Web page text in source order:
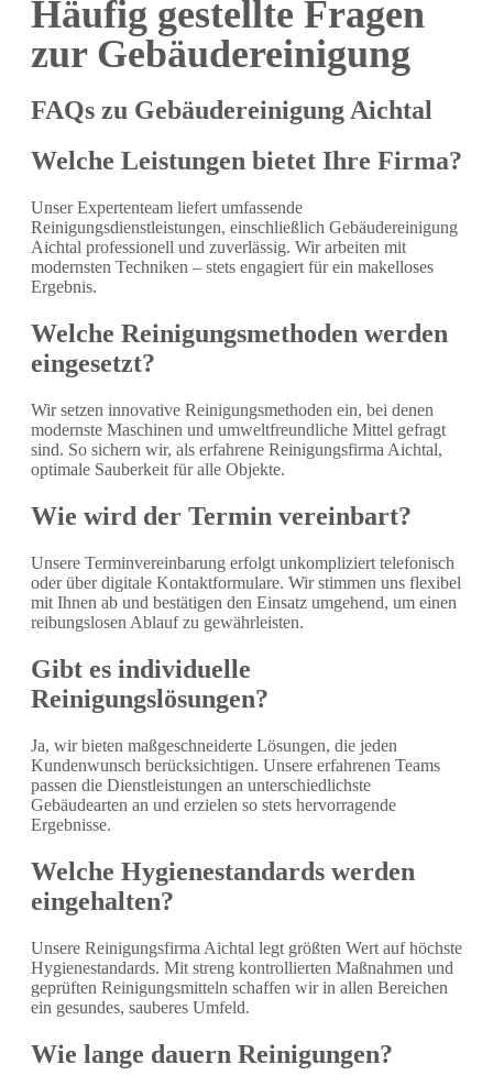
Häufig gestellte Fragen
zur Gebäudereinigung
FAQs zu Gebäudereinigung Aichtal
Welche Leistungen bietet Ihre Firma?
Unser Expertenteam liefert umfassende
Reinigungsdienstleistungen, einschließlich Gebäudereinigung
Aichtal professionell und zuverlässig. Wir arbeiten mit
modernsten Techniken – stets engagiert für ein makelloses
Ergebnis.
Welche Reinigungsmethoden werden
eingesetzt?
Wir setzen innovative Reinigungsmethoden ein, bei denen
modernste Maschinen und umweltfreundliche Mittel gefragt
sind. So sichern wir, als erfahrene Reinigungsfirma Aichtal,
optimale Sauberkeit für alle Objekte.
Wie wird der Termin vereinbart?
Unsere Terminvereinbarung erfolgt unkompliziert telefonisch
oder über digitale Kontaktformulare. Wir stimmen uns flexibel
mit Ihnen ab und bestätigen den Einsatz umgehend, um einen
reibungslosen Ablauf zu gewährleisten.
Gibt es individuelle
Reinigungslösungen?
Ja, wir bieten maßgeschneiderte Lösungen, die jeden
Kundenwunsch berücksichtigen. Unsere erfahrenen Teams
passen die Dienstleistungen an unterschiedlichste
Gebäudearten an und erzielen so stets hervorragende
Ergebnisse.
Welche Hygienestandards werden
eingehalten?
Unsere Reinigungsfirma Aichtal legt größten Wert auf höchste
Hygienestandards. Mit streng kontrollierten Maßnahmen und
geprüften Reinigungsmitteln schaffen wir in allen Bereichen
ein gesundes, sauberes Umfeld.
Wie lange dauern Reinigungen?